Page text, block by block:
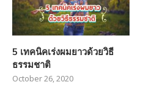
5 เทคนิคเร่งผมยาวด้วยวิธี
ธรรมชาติ
October 26, 2020